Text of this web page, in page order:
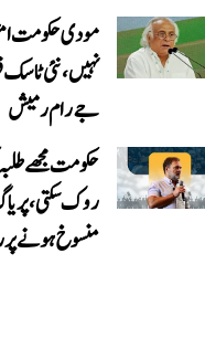
مودی حکومت
نہیں، نئی
جے رام رمیش
حکومت مجھے
روک سکتی،
منسوخ ہونے پر